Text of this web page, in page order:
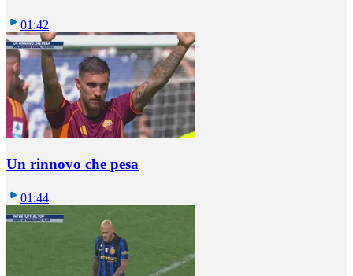
01:42
Un rinnovo che pesa
01:44